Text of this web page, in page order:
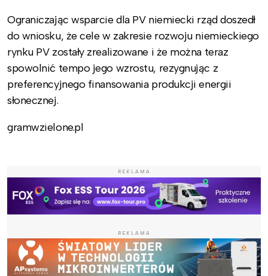
Ograniczając wsparcie dla PV niemiecki rząd doszedł
do wniosku, że cele w zakresie rozwoju niemieckiego
rynku PV zostały zrealizowane i że można teraz
spowolnić tempo jego wzrostu, rezygnując z
preferencyjnego finansowania produkcji energii
słonecznej.
gramwzielone.pl
REKLAMA
REKLAMA